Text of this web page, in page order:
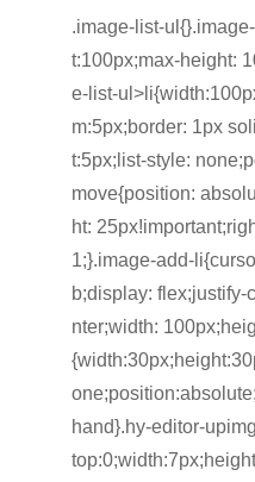
.image-list-
t:100px;max-height:
e-list-
m:5px;border: 1px
t:5px;list-style:
move{position:
ht:
1;}.image-add-
b;display: flex;justify-
nter;width:
hand}.hy-editor-